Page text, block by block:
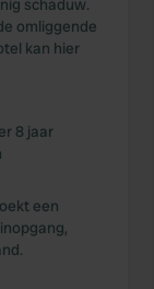
schaduw.
omliggende
kan hier
8 jaar
een